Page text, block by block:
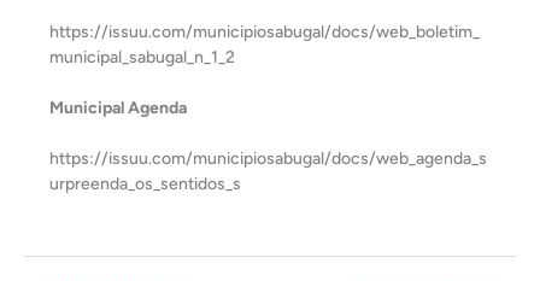
https://issuu.com/municipiosabugal/docs/web_boletim_
municipal_sabugal_n_1_2
Municipal Agenda
https://issuu.com/municipiosabugal/docs/web_agenda_s
urpreenda_os_sentidos_s